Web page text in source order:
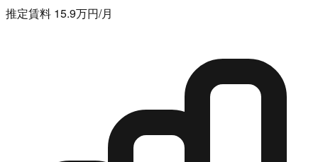
推定賃料 15.9万円/月